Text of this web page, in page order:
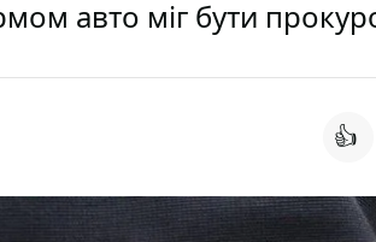
авто міг бути
👍